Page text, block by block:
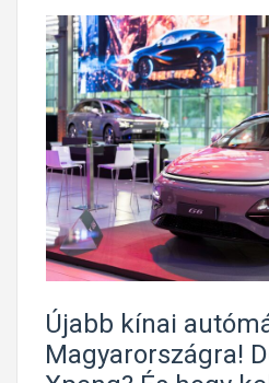
Újabb kínai
Magyarországra!